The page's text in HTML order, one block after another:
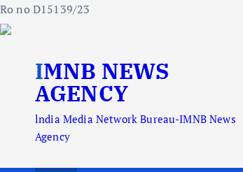
Ro no D15139/23
IMNB NEWS
AGENCY
lndia Media Network Bureau-IMNB News
Agency